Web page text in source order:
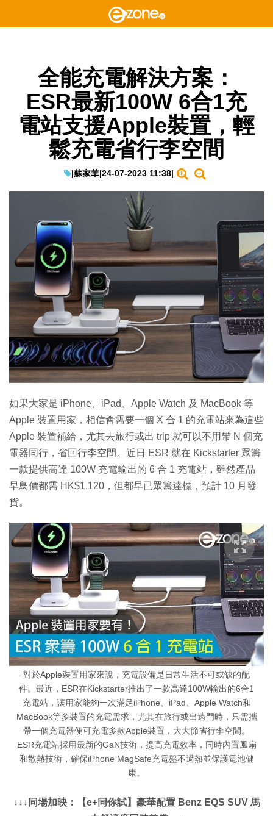
全能充電解決方案：
ESR最新100W 6合1充
電站支援Apple裝置，輕
鬆充電省行李空間
|蘇家華|24-07-2023 11:38|
如果大家是 iPhone、iPad、Apple Watch 及 MacBook 等
Apple 裝置用家，相信會需要一個 X 合 1 的充電站來為這些
Apple 裝置補給，尤其去旅行或出 trip 就可以不用帶 N 個充
電器同行，省回行李空間。近日 ESR 就在 Kickstarter 眾籌
一款提供高達 100W 充電輸出的 6 合 1 充電站，雖然產品
早鳥價都需 HK$1,120，但都早已眾籌達標，預計 10 月發
貨。
對於Apple裝置用家來說，充電設備是日常生活不可或缺的配
件。最近，ESR在Kickstarter推出了一款高達100W輸出的6合1
充電站，讓用家能夠一次滿足iPhone、iPad、Apple Watch和
MacBook等多裝置的充電需求，尤其在旅行或出遠門時，只需攜
帶一個充電器便可充電多款Apple裝置，大大節省行李空間。
ESR充電站採用最新的GaN技術，提高充電效率，同時內置風扇
和散熱技術，確保iPhone MagSafe充電盤不過熱並保護電池健
康。
↓↓↓同場加映：【e+同你試】豪華配置 Benz EQS SUV 馬